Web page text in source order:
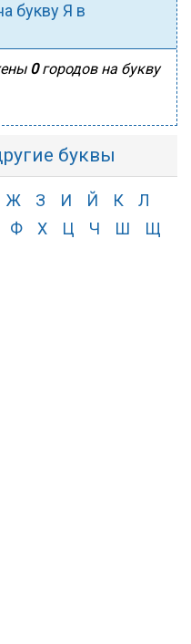
букву Я в
0городов на букву
буквы
Ж З И Й К
Л
Ф Х Ц Ч Ш
Щ